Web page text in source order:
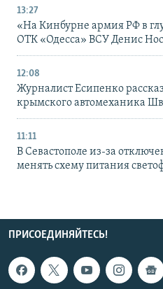
13:27
«На Кинбурне армия РФ в
ОТК «Одесса» ВСУ Денис
12:08
Журналист Есипенко
крымского автомеханика
11:11
В Севастополе из-за
менять схему питания
ПРИСОЕДИНЯЙТЕСЬ!